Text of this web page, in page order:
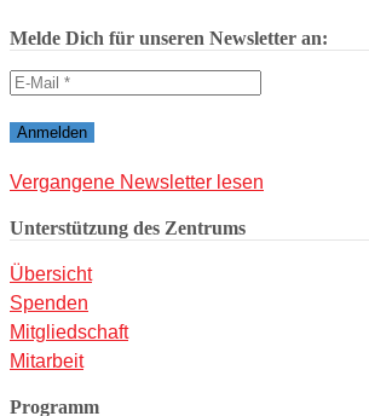
Melde Dich für unseren Newsletter an:
Vergangene Newsletter lesen
Unterstützung des Zentrums
Übersicht
Spenden
Mitgliedschaft
Mitarbeit
Programm